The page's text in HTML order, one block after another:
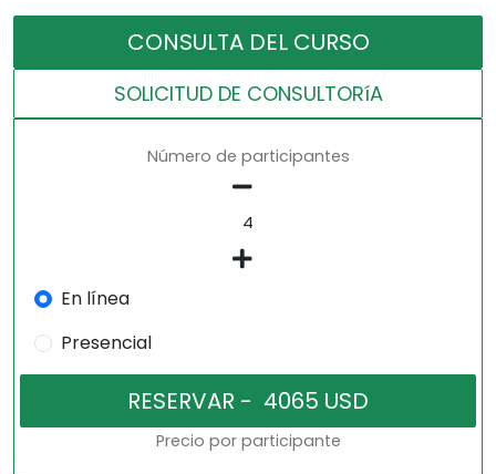
CONSULTA DEL CURSO
SOLICITUD DE CONSULTORíA
Número de participantes
En línea
Presencial
Precio por participante